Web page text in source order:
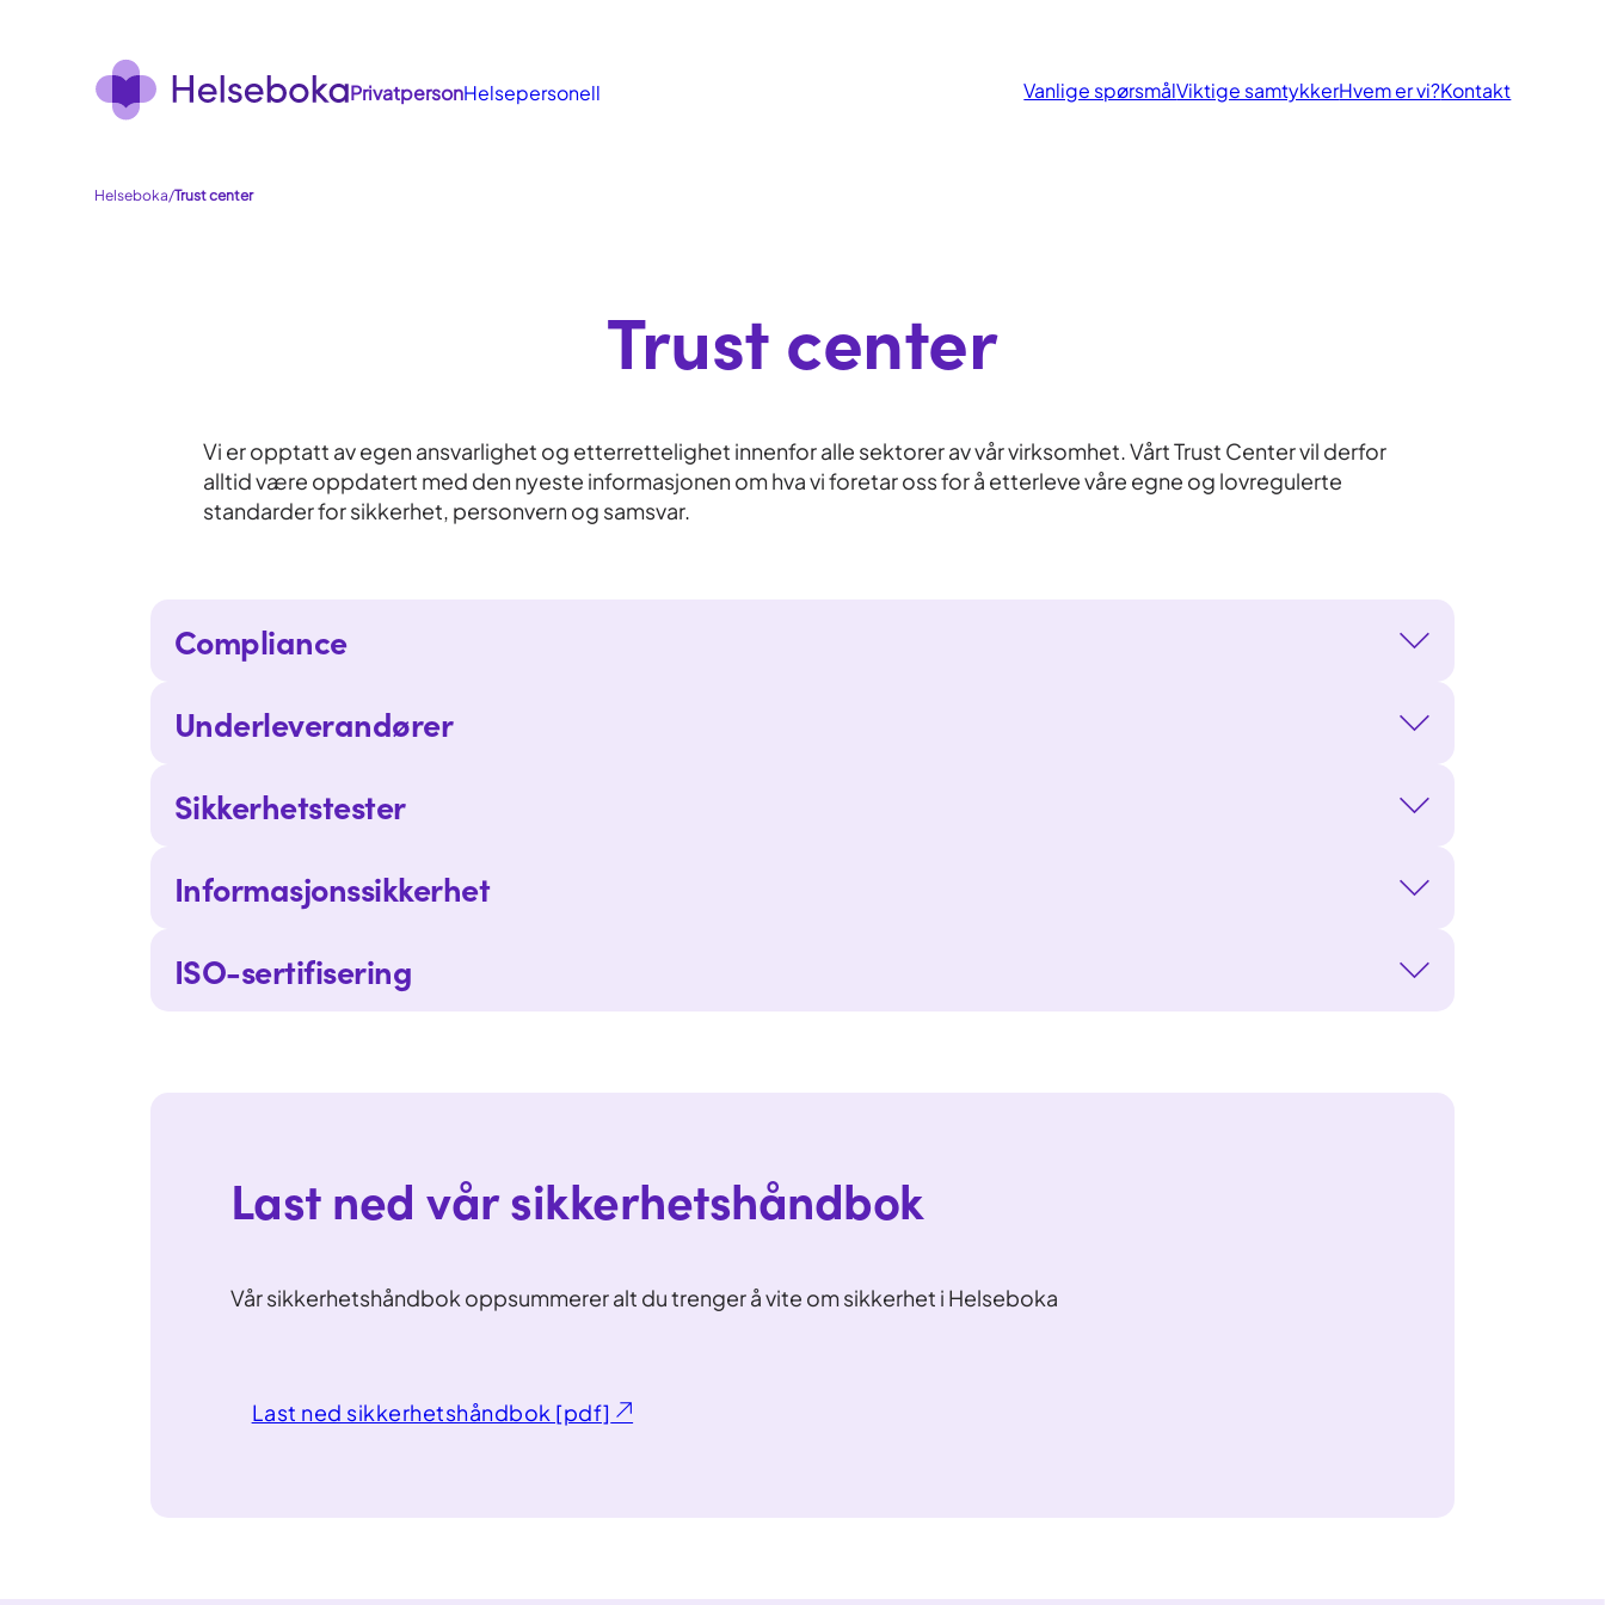
PrivatpersonHelsepersonell Vanlige spørsmålViktige samtykkerHvem er vi?Kontakt
Helseboka/Trust center
Trust center
Vi er opptatt av egen ansvarlighet og etterrettelighet innenfor alle sektorer av vår virksomhet. Vårt Trust Center vil derfor
alltid være oppdatert med den nyeste informasjonen om hva vi foretar oss for å etterleve våre egne og lovregulerte
standarder for sikkerhet, personvern og samsvar.
Compliance
Underleverandører
Sikkerhetstester
Informasjonssikkerhet
ISO-sertifisering
Last ned vår sikkerhetshåndbok
Vår sikkerhetshåndbok oppsummerer alt du trenger å vite om sikkerhet i Helseboka
Last ned sikkerhetshåndbok [pdf]